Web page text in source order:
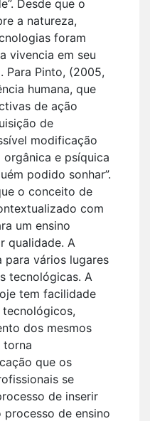
Desde que o
a natureza,
foram
vivencia em seu
Para Pinto, (2005,
humana, que
de ação
de
modificação
e psíquica
podido sonhar”.
o conceito de
com
um ensino
qualidade. A
vários lugares
tecnológicas. A
tem facilidade
dos mesmos
torna
que os
se
de inserir
de ensino